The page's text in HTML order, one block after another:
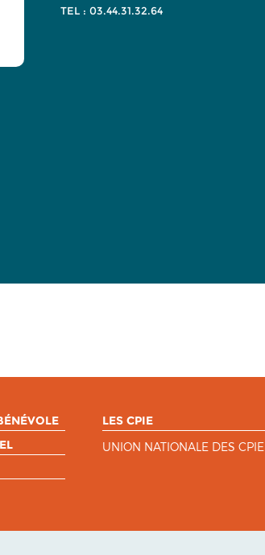
TEL : 03.44.31.32.64
LES CPIE
UNION NATIONALE DES CPIE